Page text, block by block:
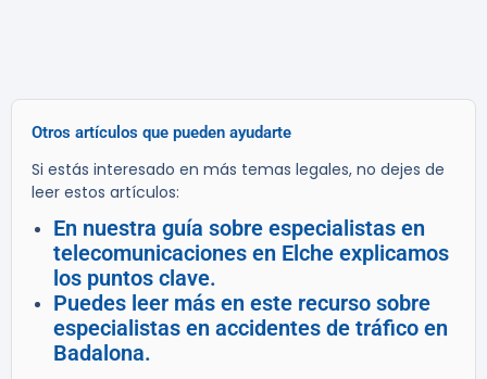
Otros artículos que pueden ayudarte
Si estás interesado en más temas legales, no dejes de
leer estos artículos:
En nuestra guía sobre especialistas en
telecomunicaciones en Elche explicamos
los puntos clave.
Puedes leer más en este recurso sobre
especialistas en accidentes de tráfico en
Badalona.